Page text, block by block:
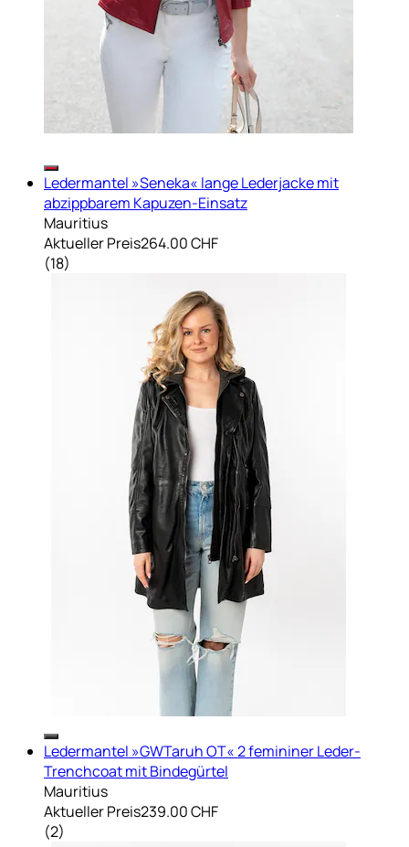
Ledermantel »Seneka« lange Lederjacke mit
abzippbarem Kapuzen-Einsatz
Mauritius
Aktueller Preis264.00 CHF
(18)
Ledermantel »GWTaruh OT« 2 femininer Leder-
Trenchcoat mit Bindegürtel
Mauritius
Aktueller Preis239.00 CHF
(2)